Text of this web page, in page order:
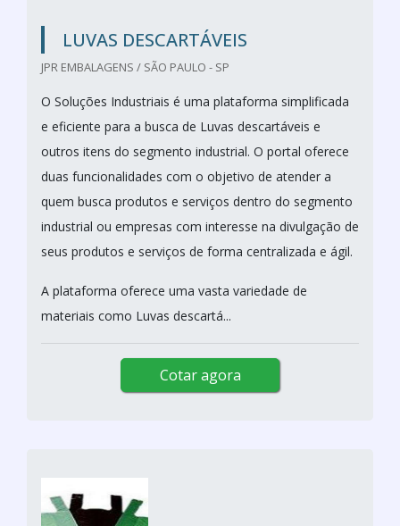
LUVAS DESCARTÁVEIS
JPR EMBALAGENS / SÃO PAULO - SP
O Soluções Industriais é uma plataforma simplificada
e eficiente para a busca de Luvas descartáveis e
outros itens do segmento industrial. O portal oferece
duas funcionalidades com o objetivo de atender a
quem busca produtos e serviços dentro do segmento
industrial ou empresas com interesse na divulgação de
seus produtos e serviços de forma centralizada e ágil.
A plataforma oferece uma vasta variedade de
materiais como Luvas descartá...
Cotar agora